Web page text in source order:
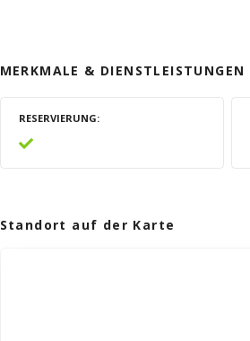
MERKMALE & DIENSTLEISTUNGEN
RESERVIERUNG
Standort auf der Karte